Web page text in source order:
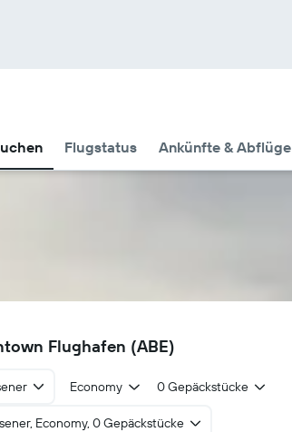
Flugstatus Ankünfte & Abflüge
Flughafen (ABE)
Economy 0 Gepäckstücke
Economy, 0 Gepäckstücke